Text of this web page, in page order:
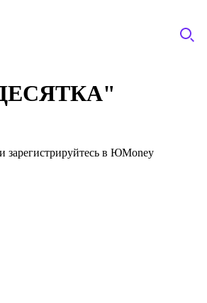
зарегистрируйтесь в ЮMoney